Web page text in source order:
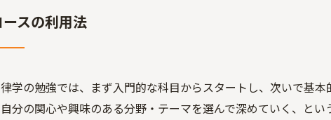
ースの利用法
学の勉強では、まず入門的な科目からスタートし、次いで基
分の関心や興味のある分野・テーマを選んで深めていく、と